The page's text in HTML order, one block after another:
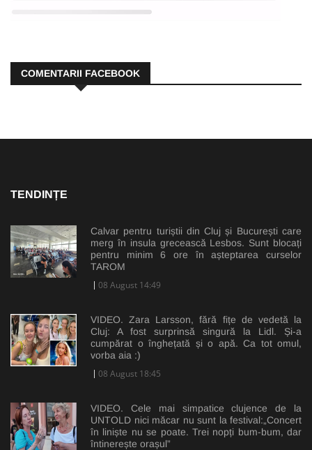
COMENTARII FACEBOOK
TENDINȚE
Calvar pentru turiștii din Cluj și București care
merg în insula grecească Lesbos. Sunt blocați
pentru minim 6 ore în așteptarea curselor
TAROM
08 August 14:49
VIDEO. Zara Larsson, fără fițe de vedetă la
Cluj: A fost surprinsă singură la Lidl. Și-a
cumpărat o înghețată și o apă. Ca tot omul,
vorba aia :)
08 August 18:45
VIDEO. Cele mai simpatice clujence de la
UNTOLD nici măcar nu sunt la festival:„Concert
în liniște nu se poate. Trei nopți bum-bum, dar
întinerește orașul”